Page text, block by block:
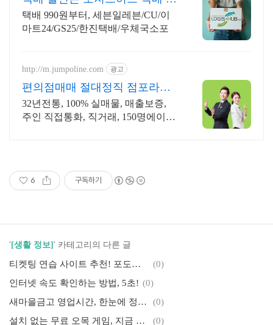
른 배송은 퀵서비스 예약!
택배 990원부터, 세븐일레븐/CU/이
마트24/GS25/한진택배/우체국소포
http://m.jumpoline.com 광고
편의점매매 절대정직 점포라인
빠른 직거래 & 안전중개거래
32년전통, 100% 실매물, 매출보증,
주인 직접통화, 직거래, 150명에이전
6 구독하기
' [생활 정보] ' 카테고리의 다른 글
티켓팅 연습 사이트 추천! 포도알 획득 노하우
(0)
인터넷 속도 확인하는 방법, 5초! (0)
새마을금고 영업시간, 한눈에 정리!
(0)
설치 없는 무료 오목 게임, 지금 바로!
(0)